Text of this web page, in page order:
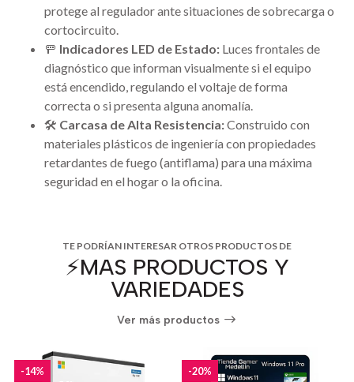
protege al regulador ante situaciones de sobrecarga o
cortocircuito.
🚥 Indicadores LED de Estado: Luces frontales de
diagnóstico que informan visualmente si el equipo
está encendido, regulando el voltaje de forma
correcta o si presenta alguna anomalía.
🛠️ Carcasa de Alta Resistencia:Construido con
materiales plásticos de ingeniería con propiedades
retardantes de fuego (antiflama) para una máxima
seguridad en el hogar o la oficina.
TE PODRÍAN INTERESAR OTROS PRODUCTOS DE
⚡️MAS PRODUCTOS Y
VARIEDADES
Ver más productos
-14% -20%